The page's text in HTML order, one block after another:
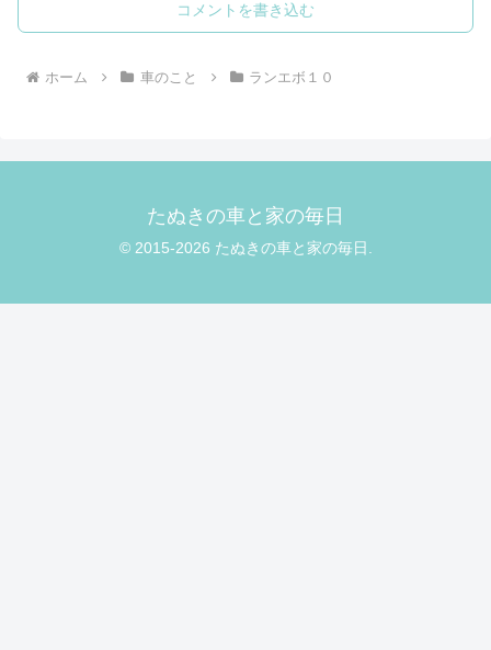
コメントを書き込む
ホーム 車のこと ランエボ１０
たぬきの車と家の毎日
© 2015-2026 たぬきの車と家の毎日.